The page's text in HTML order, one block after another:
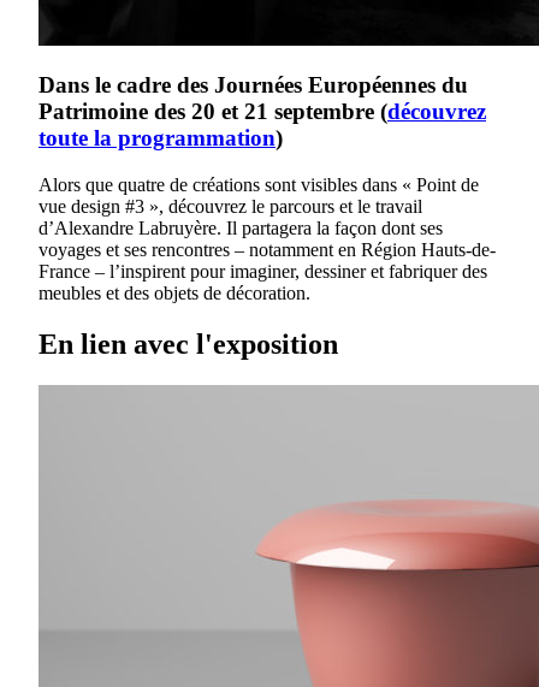
Dans le cadre des Journées Européennes du
Patrimoine des 20 et 21 septembre (découvrez
toute la programmation)
Alors que quatre de créations sont visibles dans « Point de
vue design #3 », découvrez le parcours et le travail
d’Alexandre Labruyère. Il partagera la façon dont ses
voyages et ses rencontres – notamment en Région Hauts-de-
France – l’inspirent pour imaginer, dessiner et fabriquer des
meubles et des objets de décoration.
En lien avec l'exposition